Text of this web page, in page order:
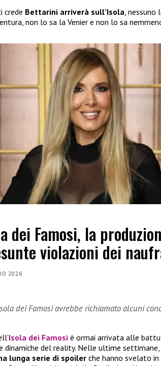
crede Bettarini arriverà sull’Isola , nessuno
non lo sa la Venier e non lo sa
dei Famosi, la
violazioni dei
2026
dei Famosi avrebbe richiamato alcuni
Isola dei Famosi è ormai arrivata alle
del reality. Nelle ultime
lunga serie di spoiler che hanno svelato